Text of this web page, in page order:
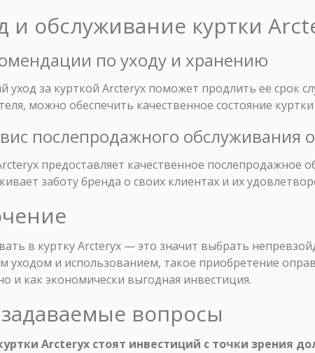
и обслуживание куртки
по уходу и хранению
уход за курткой Arcteryx поможет продлить ее срок
можно обеспечить качественное состояние
послепродажного обслуживания
предоставляет качественное послепродажное
заботу бренда о своих клиентах и их
в куртку Arcteryx — это значит выбрать
уходом и использованием, такое приобретение
и как экономически выгодная инвестиция.
вопросы
Arcteryx стоят инвестиций с точки зрения